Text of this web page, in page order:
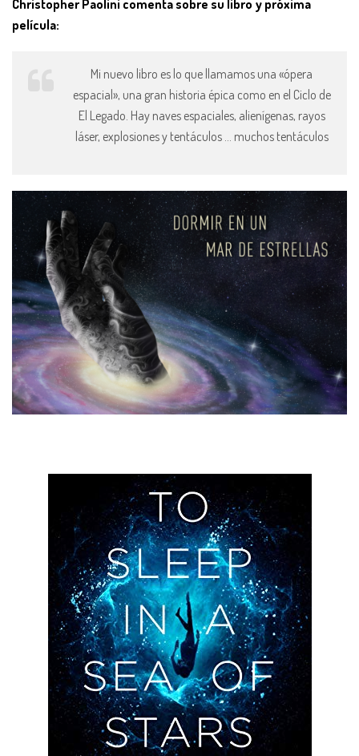
Christopher Paolini comenta sobre su libro y próxima
película:
Mi nuevo libro es lo que llamamos una «ópera
espacial», una gran historia épica como en el Ciclo de
El Legado. Hay naves espaciales, alienígenas, rayos
láser, explosiones y tentáculos … muchos tentáculos